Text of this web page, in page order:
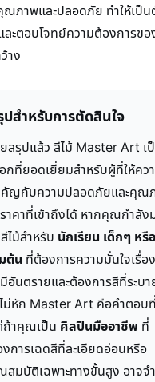
ภาพและปลอดภัย ทำให้เป็น
ะตอบโจทย์ความต้องการข
าง
ปสำหรับการตัดสินใจ
สรุปแล้ว สีไม้ Master Art เ
กที่ยอดเยี่ยมสำหรับผู้ที่ให้คว
ญกับความปลอดภัยและคุณ
าคาที่เข้าถึงได้ หากคุณกำลัง
ไม้สำหรับ นักเรียน เด็กๆ หรื
ต้น ที่ต้องการความมั่นใจเรื่อ
อันตรายและต้องการสีที่ระบ
ม่หัก Master Art คือคำตอบ
ถ้าคุณเป็น ศิลปินมืออาชีพ ที่
การเฉดสีที่ละเอียดอ่อนหรือ
มบัติเฉพาะทางขั้นสูง อาจจ